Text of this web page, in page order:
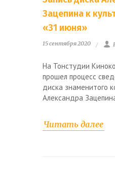
Зацепина к
«31 июня»
15 сентября 2020
На Тонстудии
прошел процесс
диска знаменитого
Александра
Читать далее